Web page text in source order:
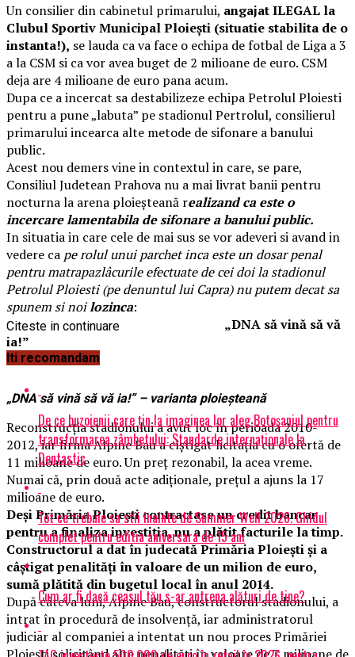
Un consilier din cabinetul primarului, angajat ILEGAL la
Clubul Sportiv Municipal Ploiești (situatie stabilita de o
instanta!), se lauda ca va face o echipa de fotbal de Liga a 3
a la CSM si ca vor avea buget de 2 milioane de euro. CSM
deja are 4 milioane de euro pana acum.
Dupa ce a incercat sa destabilizeze echipa Petrolul Ploiesti
pentru a pune „labuta” pe stadionul Pertrolul, consilierul
primarului incearca alte metode de sifonare a banului
public.
Acest nou demers vine in contextul in care, se pare,
Consiliul Judetean Prahova nu a mai livrat banii pentru
nocturna la arena ploieșteană realizand ca este o
incercare lamentabila de sifonare a banului public.
In situatia in care cele de mai sus se vor adeveri si avand in
vedere ca pe rolul unui parchet inca este un dosar penal
pentru matrapazlâcurile efectuate de cei doi la stadionul
Petrolul Ploiesti (pe denuntul lui Capra) nu putem decat sa
spunem si noilozinca:
„DNA să vină să vă
ia!”
„DNA să vină să vă ia!” – varianta ploieşteană
Reconstrucția stadionului a avut loc în perioada 2010-
2012, iar firma Alpine Bau a cîștigat licitația cu o ofertă de
11 milioane de euro. Un preț rezonabil, la acea vreme.
Numai că, prin două acte adiționale, prețul a ajuns la 17
milioane de euro.
Deși Primăria Ploiești contractase un credit bancar
pentru a finaliza investiţia, nu a plătit facturile la timp.
Constructorul a dat în judecată Primăria Ploieşti şi a
câştigat penalităţi în valoare de un milion de euro,
sumă plătită din bugetul local în anul 2014.
După câteva luni, Alpine Bau, constructorul stadionului, a
intrat în procedură de insolvenţă, iar administratorul
judiciar al companiei a intentat un nou proces Primăriei
Citeste in continuare
Iti recomandam
De ce buzoienii care țin la imaginea lor aleg Botoșaniul pentru
transformarea zâmbetului: Standarde internaționale la
Dentastic
Tot ce trebuie sa stii inainte de Summer Well 2026. Ghidul
complet pentru editia aniversara de 15 ani
Cum ar fi dacă ceasul tău s-ar antrena alături de tine?